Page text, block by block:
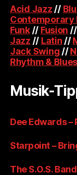
Acid Jazz //
Contemporary
Funk// Fusion //
Jazz // Latin //
Jack Swing //
Rhythm & Blues
Musik-
Dee Edwards –
Starpoint –
The S.O.S.